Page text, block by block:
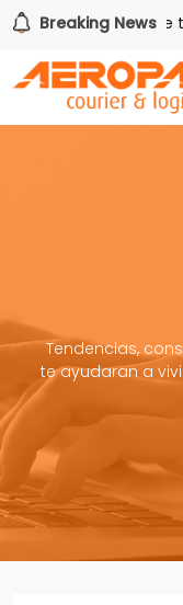
Breaking News
Gana uno de tres
Tendencias,
te ayudaran a